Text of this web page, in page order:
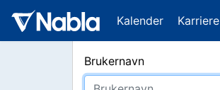
Kalender Karriere
Brukernavn